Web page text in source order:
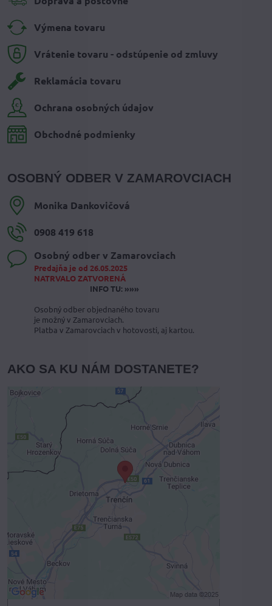
Výmena tovaru
Vrátenie tovaru - odstúpenie od zmluvy
Reklamácia tovaru
Ochrana osobných údajov
Obchodné podmienky
OSOBNÝ ODBER V ZAMAROVCIACH
Monika Dankovičová
0908 419 618
Osobný odber v Zamarovciach
Predajňa je od 26.05.2025
NATRVALO ZATVORENÁ
INFO TU: »»»
Osobný odber objednaného tovaru
je možný v Zamarovciach.
Platba v Zamarovciach v hotovosti, aj kartou.
AKO SA KU NÁM DOSTANETE?
Externý obsah je blokovaný
Voľbami súkromia
Prajete si načítať externý obsah?
Povoliť tentokrát
Povoliť a zapamätať - súhlas s druhom
cookie: Funkčné